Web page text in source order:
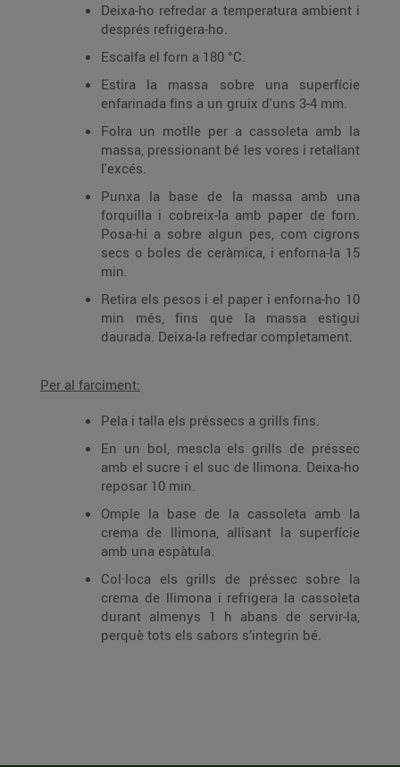
Deixa-ho refredar a temperatura ambient i
després refrigera-ho.
Escalfa el forn a 180 °C.
Estira la massa sobre una superfície
enfarinada fins a un gruix d'uns 3-4 mm.
Folra un motlle per a cassoleta amb la
massa, pressionant bé les vores i retallant
l'excés.
Punxa la base de la massa amb una
forquilla i cobreix-la amb paper de forn.
Posa-hi a sobre algun pes, com cigrons
secs o boles de ceràmica, i enforna-la 15
min.
Retira els pesos i el paper i enforna-ho 10
min més, fins que la massa estigui
daurada. Deixa-la refredar completament.
Per al farciment:
Pela i talla els préssecs a grills fins.
En un bol, mescla els grills de préssec
amb el sucre i el suc de llimona. Deixa-ho
reposar 10 min.
Omple la base de la cassoleta amb la
crema de llimona, allisant la superfície
amb una espàtula.
Col·loca els grills de préssec sobre la
crema de llimona i refrigera la cassoleta
durant almenys 1 h abans de servir-la,
perquè tots els sabors s’integrin bé.